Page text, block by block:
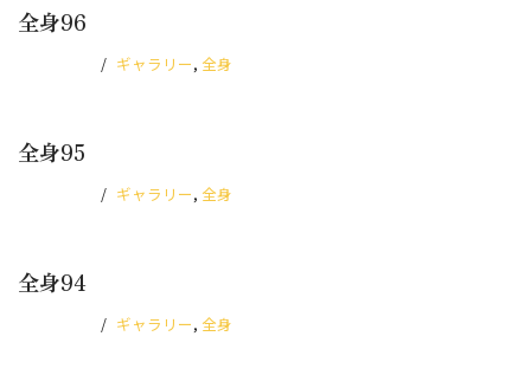
全身96
ギャラリー, 全身
全身95
ギャラリー, 全身
全身94
ギャラリー, 全身